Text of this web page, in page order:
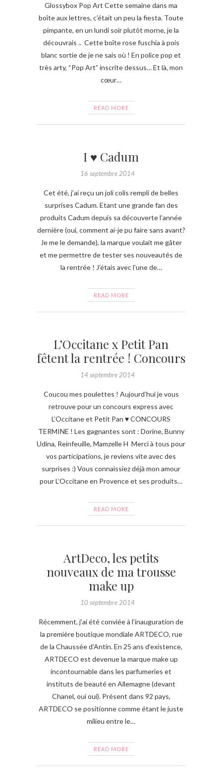
Glossybox Pop Art Cette semaine dans ma
boîte aux lettres, c’était un peu la fiesta. Toute
pimpante, en un lundi soir plutôt morne, je la
découvrais .. Cette boîte rose fuschia à pois
blanc sortie de je ne sais où ! En police pop et
très arty, “Pop Art” inscrite dessus… Et là, mon
cœur…
READ MORE
I ♥ Cadum
16 septembre 2014
Cet été, j’ai reçu un joli colis rempli de belles
surprises Cadum. Etant une grande fan des
produits Cadum depuis sa découverte l’année
dernière (oui, comment ai-je pu faire sans avant?
Je me le demande), la marque voulait me gâter
et me permettre de tester ses nouveautés de
la rentrée ! J’étais avec l’une de…
READ MORE
L’Occitane x Petit Pan
fêtent la rentrée ! Concours
14 septembre 2014
Coucou mes poulettes ! Aujourd’hui je vous
retrouve pour un concours express avec
L’Occitane et Petit Pan ♥ CONCOURS
TERMINE ! Les gagnantes sont : Dorine, Bunny
Udina, Reinfeuille, Mamzelle H Merci à tous pour
vos participations, je reviens vite avec des
surprises :) Vous connaissiez déjà mon amour
pour L’Occitane en Provence et ses produits…
READ MORE
ArtDeco, les petits
nouveaux de ma trousse
make up
10 septembre 2014
Récemment, j’ai été conviée à l’inauguration de
la première boutique mondiale ARTDECO, rue
de la Chaussée d’Antin. En 25 ans d’existence,
ARTDECO est devenue la marque make up
incontournable dans les parfumeries et
instituts de beauté en Allemagne (devant
Chanel, oui oui). Présent dans 92 pays,
ARTDECO se positionne comme étant le juste
milieu entre le…
READ MORE